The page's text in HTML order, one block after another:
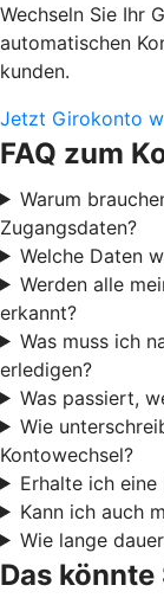
Wechseln Sie Ihr
automatischen
kunden.
Jetzt Girokonto
FAQ zum
Warum
Zugangsdaten?
Welche Daten
Werden alle
erkannt?
Was muss ich
erledigen?
Was passiert,
Wie
Kontowechsel?
Erhalte ich eine
Kann ich auch
Wie lange
Das